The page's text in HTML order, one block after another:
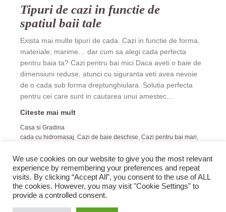
Tipuri de cazi in functie de
spatiul baii tale
Exista mai multe tipuri de cada. Cazi in functie de forma,
materiale, marime… dar cum sa alegi cada perfecta
pentru baia ta? Cazi pentru bai mici Daca aveti o baie de
dimensiuni reduse, atunci cu siguranta veti avea nevoie
de o cada sub forma dreptunghiulara. Solutia perfecta
pentru cei care sunt in cautarea unui amestec...
Citeste mai mult
Casa si Gradina
cada cu hidromasaj, Cazi de baie deschise, Cazi pentru bai mari,
2019 Zopi.ro -Blog de Veselie! All rights reserved.
We use cookies on our website to give you the most relevant
experience by remembering your preferences and repeat
visits. By clicking “Accept All”, you consent to the use of ALL
the cookies. However, you may visit "Cookie Settings" to
provide a controlled consent.